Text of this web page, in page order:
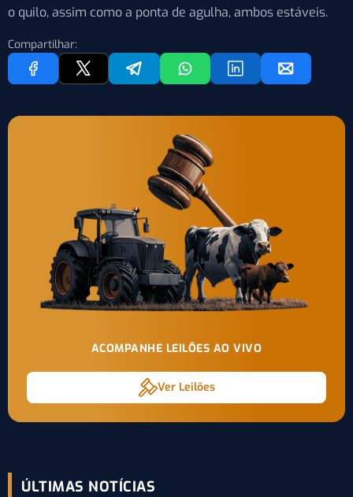
o quilo, assim como a ponta de agulha, ambos estáveis.
Compartilhar:
ACOMPANHE LEILÕES AO VIVO
Ver Leilões
ÚLTIMAS NOTÍCIAS